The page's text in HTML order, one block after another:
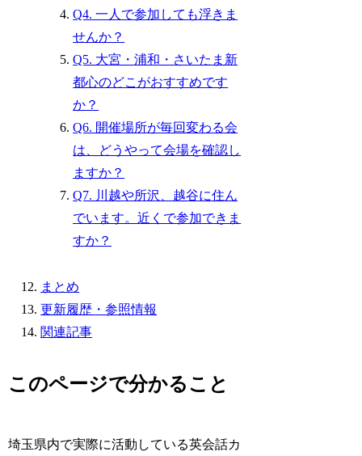
Q4. 一人で参加しても浮きま
せんか？
Q5. 大宮・浦和・さいたま新
都心のどこがおすすめです
か？
Q6. 開催場所が毎回変わる会
は、どうやって会場を確認し
ますか？
Q7. 川越や所沢、越谷に住ん
でいます。近くで参加できま
すか？
まとめ
更新履歴・参照情報
関連記事
このページで分かること
埼玉県内で実際に活動している英会話カ